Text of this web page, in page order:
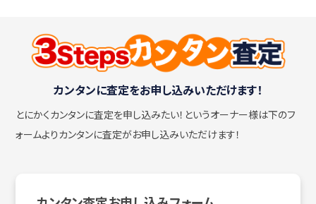
カンタンに査定をお申し込みいただけます！
とにかくカンタンに査定を申し込みたい！ というオーナー様は下のフ
ォームよりカンタンに査定がお申し込みいただけます！